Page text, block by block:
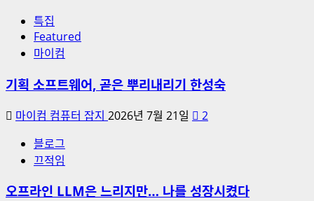
특집
Featured
마이컴
기획 소프트웨어, 곧은 뿌리내리기 한성숙
마이컴 컴퓨터 잡지 2026년 7월 21일
2
블로그
끄적임
오프라인 LLM은 느리지만… 나를 성장시켰다